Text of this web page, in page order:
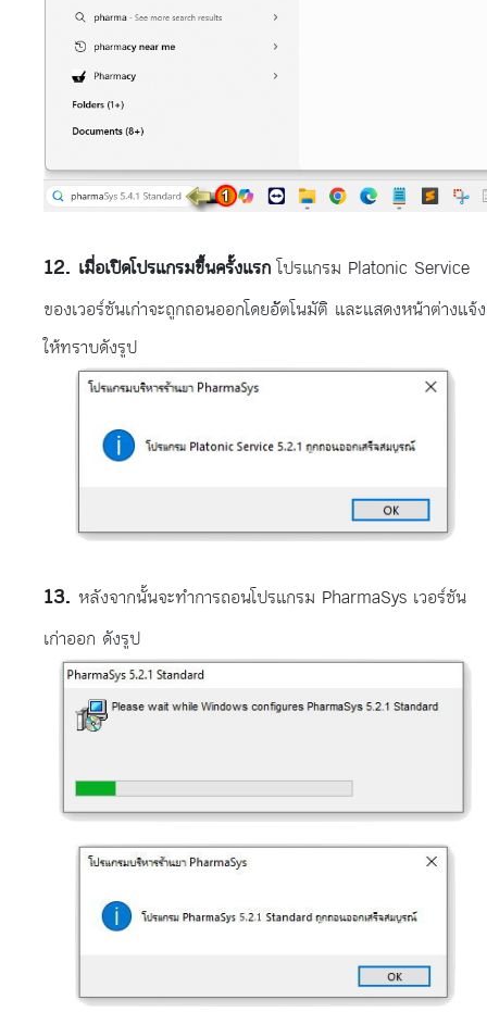
เมื่อเปิดโปรแกรมขึ้นครั้งแรกโปรแกรม Platonic Service
ของเวอร์ชันเก่าจะถูกถอนออกโดยอััตโนมัติ และแสดงหน้าต่างแจ้ง
ให้ทราบดังรูป
หลังจากนั้นจะทำการถอนโปรแกรม PharmaSys เวอร์ชัน
เก่าออก ดังรูป